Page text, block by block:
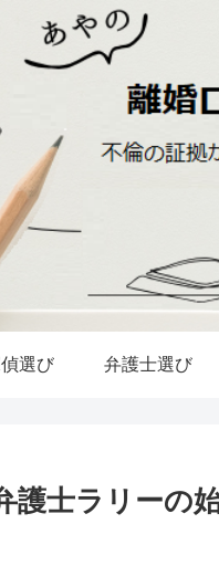
選び 弁護士選び
護士ラリーの